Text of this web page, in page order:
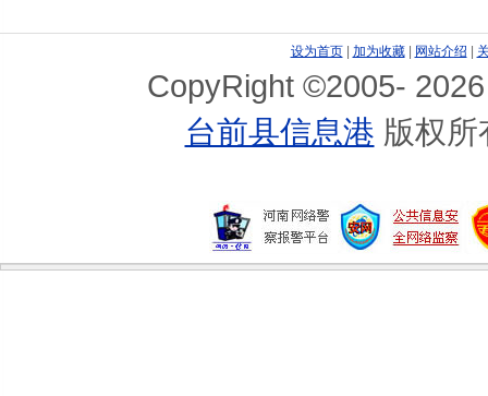
设为首页| 加为收藏| 网站介绍 |
CopyRight ©2005-
台前县信息港 版权